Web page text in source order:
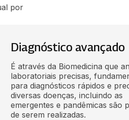
por
Diagnóstico avançado
É através da Biomedicina que
laboratoriais precisas,
para diagnósticos rápidos e
diversas doenças, incluindo as
emergentes e pandêmicas são
de serem realizadas.